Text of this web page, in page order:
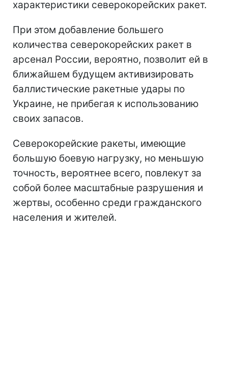
характеристики северокорейских ракет.
При этом добавление большего
количества северокорейских ракет в
арсенал России, вероятно, позволит ей в
ближайшем будущем активизировать
баллистические ракетные удары по
Украине, не прибегая к использованию
своих запасов.
Северокорейские ракеты, имеющие
большую боевую нагрузку, но меньшую
точность, вероятнее всего, повлекут за
собой более масштабные разрушения и
жертвы, особенно среди гражданского
населения и жителей.